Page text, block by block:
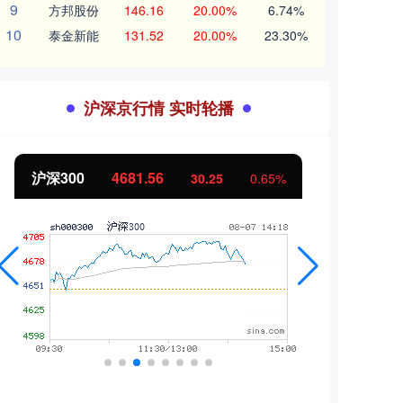
9 方邦股份 146.16 20.00% 6.74%
10 泰金新能 131.52 20.00% 23.30%
沪深京行情 实时轮播
沪深300 4681.56 30.25 0.65%